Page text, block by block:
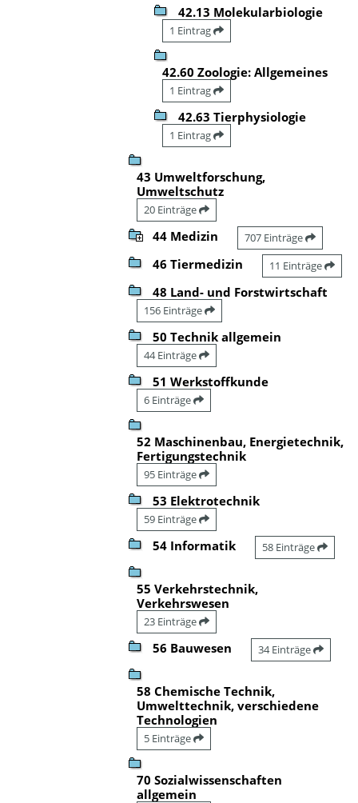
42.13 Molekularbiologie
1 Eintrag
42.60 Zoologie: Allgemeines
1 Eintrag
42.63 Tierphysiologie
1 Eintrag
43 Umweltforschung,
Umweltschutz
20 Einträge
44 Medizin 707 Einträge
46 Tiermedizin 11 Einträge
48 Land- und Forstwirtschaft
156 Einträge
50 Technik allgemein
44 Einträge
51 Werkstoffkunde
6 Einträge
52 Maschinenbau, Energietechnik,
Fertigungstechnik
95 Einträge
53 Elektrotechnik
59 Einträge
54 Informatik 58 Einträge
55 Verkehrstechnik,
Verkehrswesen
23 Einträge
56 Bauwesen 34 Einträge
58 Chemische Technik,
Umwelttechnik, verschiedene
Technologien
5 Einträge
70 Sozialwissenschaften
allgemein